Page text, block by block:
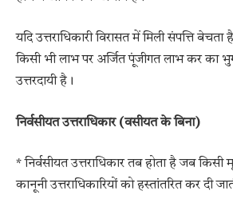
यदि उत्तराधिकारी विरासत में मिली संपत्ति बेचता
किसी भी लाभ पर अर्जित पूंजीगत लाभ कर का
उत्तरदायी है।
निर्वसीयत उत्तराधिकार (वसीयत के बिना)
* निर्वसीयत उत्तराधिकार तब होता है जब किसी
कानूनी उत्तराधिकारियों को हस्तांतरित कर दी